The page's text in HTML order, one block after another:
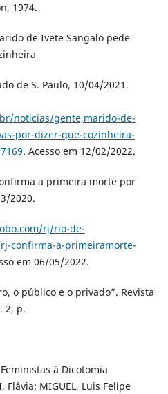
1974.
de Ivete Sangalo pede
de S. Paulo, 10/04/2021.
noticias/gente,marido-de-
por-dizer-que-cozinheira-
. Acesso em 12/02/2022.
a primeira morte por
2020.
rj/rio-de-
confirma-a-primeiramorte-
em 06/05/2022.
o público e o privado”. Revista
2, p.
à Dicotomia
Flávia; MIGUEL, Luis Felipe